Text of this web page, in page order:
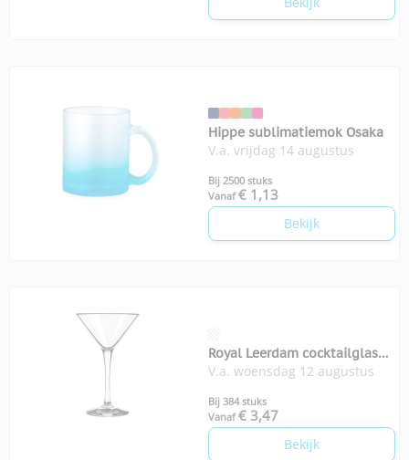
Hippe sublimatiemok Osaka
V.a. vrijdag 14 augustus
Bij 2500 stuks
Vanaf € 1,13
Bekijk
Royal Leerdam cocktailglas
26 cl Mare
V.a. woensdag 12 augustus
Bij 384 stuks
Vanaf € 3,47
Bekijk